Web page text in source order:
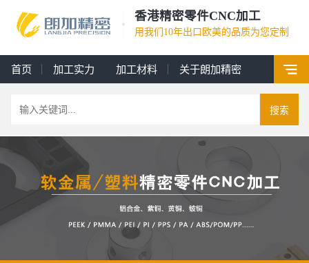
香港精密零件CNC加工
用我们10年出口欧美的品质为您定制
首页 加工实力 加工材料 关于朗加精密
搜索